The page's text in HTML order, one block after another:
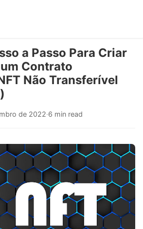
a Passo Para Criar
Contrato
Não Transferível
de 2022·6 min read